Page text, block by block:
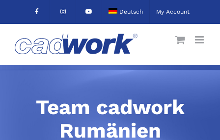
Deutsch My Account
Team cadwork
Rumänien